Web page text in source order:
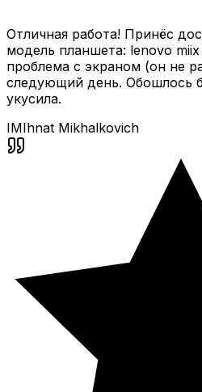
Отличная работа! Принёс
модель планшета: lenovo miix
проблема с экраном (он не
следующий день. Обошлось
укусила.
IMIhnat Mikhalkovich